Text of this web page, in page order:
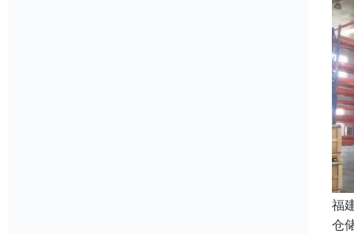
福
仓